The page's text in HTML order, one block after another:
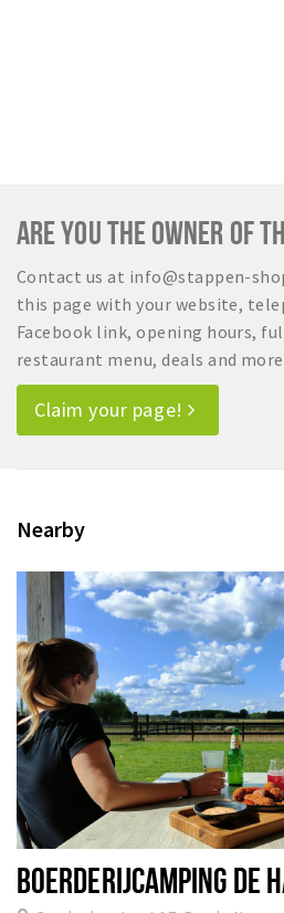
ARE YOU THE OWNER OF
Contact us at info@stappen-
this page with your website,
Facebook link, opening hours,
restaurant menu, deals and
Claim your page!
Nearby
BOERDERIJCAMPING DE